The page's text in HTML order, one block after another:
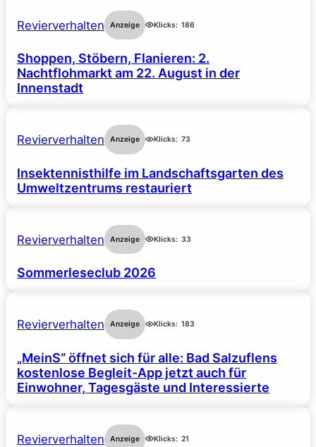
Revierverhalten Anzeige Klicks: 186
Shoppen, Stöbern, Flanieren: 2.
Nachtflohmarkt am 22. August in der
Innenstadt
Revierverhalten Anzeige Klicks: 73
Insektennisthilfe im Landschaftsgarten des
Umweltzentrums restauriert
Revierverhalten Anzeige Klicks: 33
Sommerleseclub 2026
Revierverhalten Anzeige Klicks: 183
„MeinS“ öffnet sich für alle: Bad Salzuflens
kostenlose Begleit-App jetzt auch für
Einwohner, Tagesgäste und Interessierte
Revierverhalten Anzeige Klicks: 21